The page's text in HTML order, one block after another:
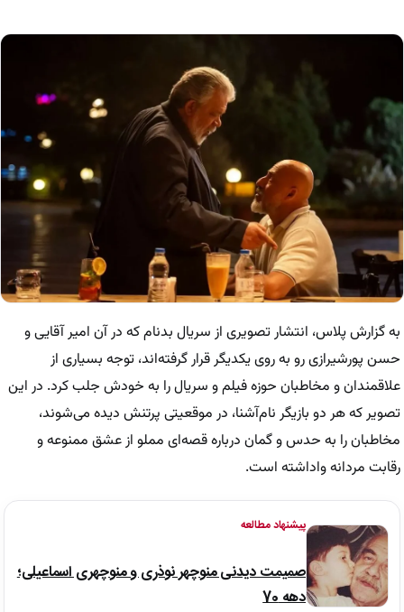
به گزارش پلاس، انتشار تصویری از سریال بدنامکه در آن امیر آقایی و
حسن پورشیرازی رو به روی یکدیگر قرار گرفته‌اند، توجه بسیاری از
علاقمندان و مخاطبان حوزه فیلم و سریال را به خودش جلب کرد. در این
تصویر که هر دو بازیگر نام‌آشنا، در موقعیتی پرتنش دیده می‌شوند،
مخاطبان را به حدس و گمان درباره قصه‌ای مملو از عشق ممنوعه و
رقابت مردانه واداشته است.
پیشنهاد مطالعه
صمیمت دیدنی منوچهر نوذری و منوچهری اسماعیلی؛
دهه 70